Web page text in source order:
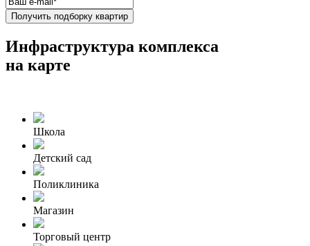
Получить подборку квартир
Инфраструктура комплекса
на карте
Школа
Детский сад
Поликлиника
Магазин
Торговый центр